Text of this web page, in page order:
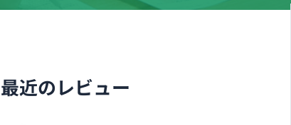
最近のレビュー